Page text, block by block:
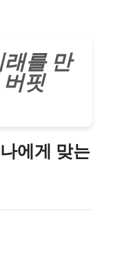
를 만
버핏
에게 맞는